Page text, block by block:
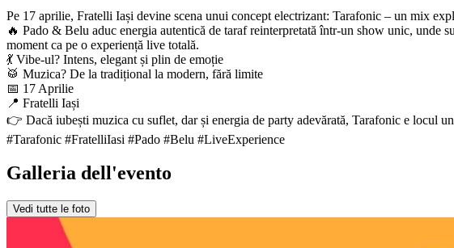
Pe 17 aprilie, Fratelli Iași devine scena unui concept electrizant: Tarafonic – un mix
🔥 Pado & Belu aduc energia autentică de taraf reinterpretată într-un show unic, unde
moment ca pe o experiență live totală.
💃 Vibe-ul? Intens, elegant și plin de emoție
🥁 Muzica? De la tradițional la modern, fără limite
📅 17 Aprilie
📍 Fratelli Iași
👉 Dacă iubești muzica cu suflet, dar și energia de party adevărată, Tarafonic e locul
#Tarafonic #FratelliIasi #Pado #Belu #LiveExperience
Galleria dell'evento
Vedi tutte le foto